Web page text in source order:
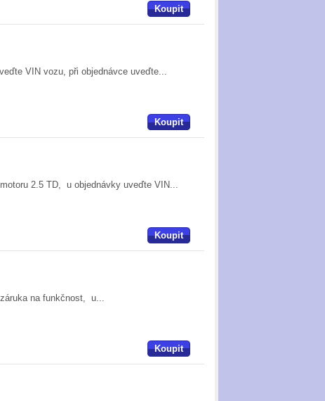
Koupit
VIN vozu, při objednávce uveďte...
Koupit
2.5 TD, u objednávky uveďte VIN...
Koupit
na funkčnost, u...
Koupit